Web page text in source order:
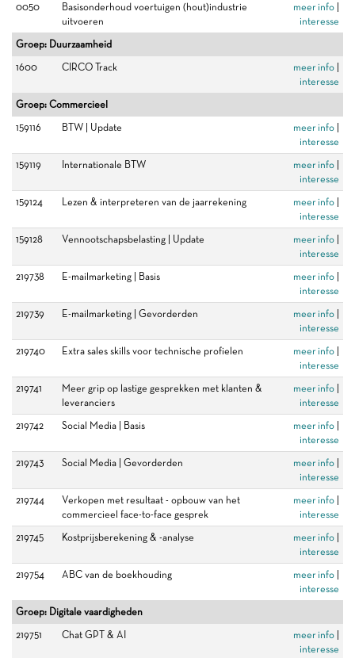
0050
Basisonderhoud voertuigen (hout)industrie
uitvoeren
meer info
interesse
Groep: Duurzaamheid
1600
CIRCO Track meer info
interesse
Groep: Commercieel
159116
BTW | Update meer info
interesse
159119
Internationale BTW meer info
interesse
159124
Lezen & interpreteren van de jaarrekening meer info
interesse
159128
Vennootschapsbelasting | Update meer info
interesse
219738
E-mailmarketing | Basis meer info
interesse
219739
E-mailmarketing | Gevorderden meer info
interesse
219740
Extra sales skills voor technische profielen meer info
interesse
219741
Meer grip op lastige gesprekken met klanten &
leveranciers
meer info
interesse
219742
Social Media | Basis meer info
interesse
219743
Social Media | Gevorderden meer info
interesse
219744
Verkopen met resultaat - opbouw van het
commercieel face-to-face gesprek
meer info
interesse
219745
Kostprijsberekening & -analyse meer info
interesse
219754
ABC van de boekhouding meer info
interesse
Groep: Digitale vaardigheden
219751
Chat GPT & AI meer info
interesse